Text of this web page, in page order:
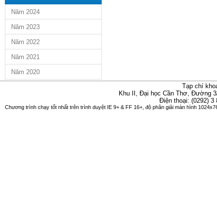
Năm 2024
Năm 2023
Năm 2022
Năm 2021
Năm 2020
Tạp chí
Khu II, Đại học Cần Thơ, Đường
Điện thoại: (0292)
Chương trình chạy tốt nhất trên trình duyệt IE 9+ & FF 16+, độ phân giải màn hình